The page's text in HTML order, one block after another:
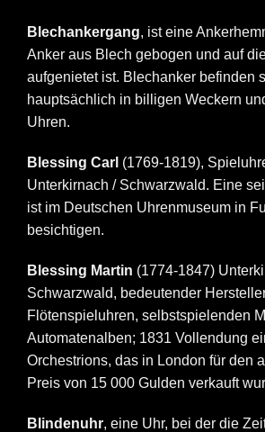
Blechankergang, ist eine
Anker aus Blech gebogen und auf
aufgenietet ist. Blechanker befinden
hauptsächlich in billigen Weckern
Uhren.
Blessing Carl (1769-1819),
Unterkirnach / Schwarzwald. Eine
ist im Deutschen Uhrenmuseum in
besichtigen.
Blessing Martin (1774-1847)
Schwarzwald, bedeutender
Flötenspieluhren, selbstspielenden
Automatenalben; 1831 Vollendung
Orchestrions, das in London für den
Preis von 15 000 Gulden verkauft
Blindenuhr, eine Uhr, bei der die